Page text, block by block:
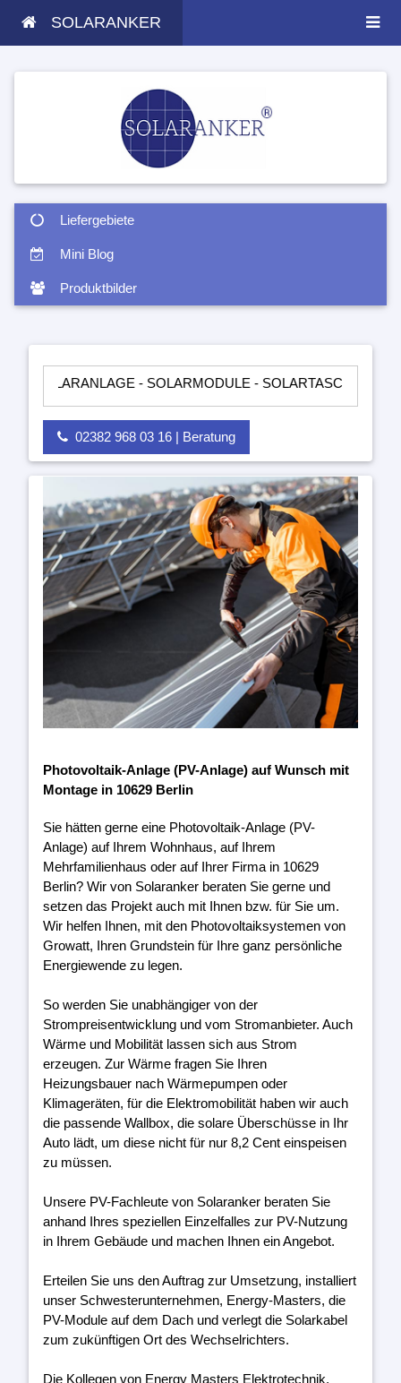
SOLARANKER
Liefergebiete
Mini Blog
Produktbilder
- SOLARMODULE - SOLARTASCHEN -
02382 968 03 16 | Beratung
Photovoltaik-Anlage (PV-Anlage) auf Wunsch mit
Montage in 10629 Berlin
Sie hätten gerne eine Photovoltaik-Anlage (PV-
Anlage) auf Ihrem Wohnhaus, auf Ihrem
Mehrfamilienhaus oder auf Ihrer Firma in 10629
Berlin? Wir von Solaranker beraten Sie gerne und
setzen das Projekt auch mit Ihnen bzw. für Sie um.
Wir helfen Ihnen, mit den Photovoltaiksystemen von
Growatt, Ihren Grundstein für Ihre ganz persönliche
Energiewende zu legen.
So werden Sie unabhängiger von der
Strompreisentwicklung und vom Stromanbieter. Auch
Wärme und Mobilität lassen sich aus Strom
erzeugen. Zur Wärme fragen Sie Ihren
Heizungsbauer nach Wärmepumpen oder
Klimageräten, für die Elektromobilität haben wir auch
die passende Wallbox, die solare Überschüsse in Ihr
Auto lädt, um diese nicht für nur 8,2 Cent einspeisen
zu müssen.
Unsere PV-Fachleute von Solaranker beraten Sie
anhand Ihres speziellen Einzelfalles zur PV-Nutzung
in Ihrem Gebäude und machen Ihnen ein Angebot.
Erteilen Sie uns den Auftrag zur Umsetzung, installiert
unser Schwesterunternehmen, Energy-Masters, die
PV-Module auf dem Dach und verlegt die Solarkabel
zum zukünftigen Ort des Wechselrichters.
Die Kollegen von Energy Masters Elektrotechnik,